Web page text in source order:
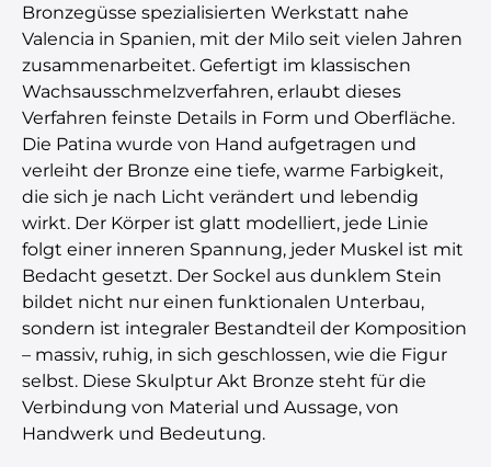
Bronzegüsse spezialisierten Werkstatt nahe
Valencia in Spanien, mit der Milo seit vielen Jahren
zusammenarbeitet. Gefertigt im klassischen
Wachsausschmelzverfahren, erlaubt dieses
Verfahren feinste Details in Form und Oberfläche.
Die Patina wurde von Hand aufgetragen und
verleiht der Bronze eine tiefe, warme Farbigkeit,
die sich je nach Licht verändert und lebendig
wirkt. Der Körper ist glatt modelliert, jede Linie
folgt einer inneren Spannung, jeder Muskel ist mit
Bedacht gesetzt. Der Sockel aus dunklem Stein
bildet nicht nur einen funktionalen Unterbau,
sondern ist integraler Bestandteil der Komposition
– massiv, ruhig, in sich geschlossen, wie die Figur
selbst. Diese Skulptur Akt Bronze steht für die
Verbindung von Material und Aussage, von
Handwerk und Bedeutung.